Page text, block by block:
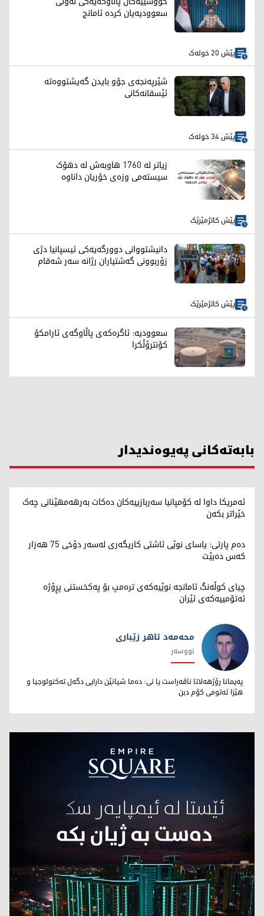
سعوودیەیان کردە ئامانج
پێش 20 خولەک
شێرپەنجەی جۆو بایدن گەیشتووەتە
ئێسقانەکانی
پێش 34 خولەک
زیاتر لە 1760 هاوبەش لە دهۆک
سیستەمی وزەی خۆریان داناوە
پێش کاتژمێرێک
دانیشتووانی دوورگەیەکی ئیسپانیا دژی
زۆربوونی گەشتیاران رژانە سەر شەقام
پێش کاتژمێرێک
سعوودیە: ئاگرەکەی پاڵاوگەی ئارامکۆ
کۆنترۆڵکرا
بابەتەکانی پەیوەندیدار
ئەمریکا داوا لە کۆمپانیا سەربازییەکان دەکات بەرهەمهێنانی چەک
خێراتر بکەن
دەم پارتی: یاسای نوێی ئاشتی کاریگەری لەسەر دۆخی 75 هەزار
کەس دەبێت
چیای کوڵەنگ ئامانجە نوێیەکەی ترەمپ بۆ پەکخستنی پڕۆژە
ئەتۆمییەکەی ئێران
محەمەد تاهر زێبارى
محەمەد تاهر زێبارى
نووسەر
پەیمانا رۆژهەلاتا ناڤەراست یا نى: دەما شیانێن دارایى دگەل تەکنولوجیا و
هێزا ئەتومى کۆم دبن